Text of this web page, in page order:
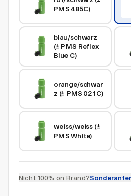
PMS 485C)
blau/schwarz
(± PMS Reflex
Blue C)
orange/schwar
z (± PMS 021C)
weiss/weiss (±
PMS White)
Nicht 100% on Brand?